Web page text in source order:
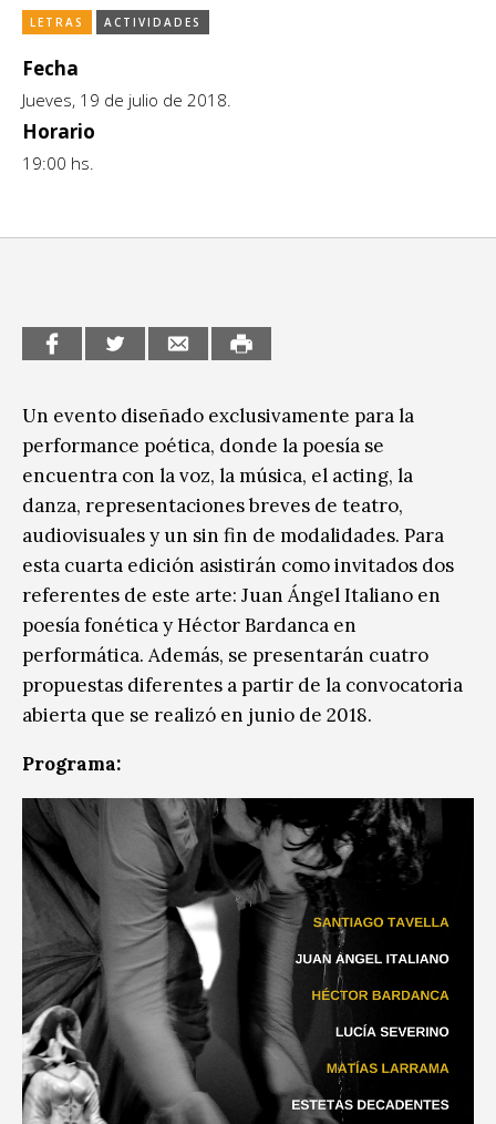
CCE en el interior/libros
Espacio itinerante de lectura infantil
Exposiciones
Formación
Género y Diversidad
Infantil y Juvenil
Letras
Música
LETRAS ACTIVIDADES
Fecha
Jueves, 19 de julio de 2018.
Horario
19:00 hs.
Un evento diseñado exclusivamente para la
performance poética, donde la poesía se
encuentra con la voz, la música, el acting, la
danza, representaciones breves de teatro,
audiovisuales y un sin fin de modalidades. Para
esta cuarta edición asistirán como invitados dos
referentes de este arte: Juan Ángel Italiano en
poesía fonética y Héctor Bardanca en
performática. Además, se presentarán cuatro
propuestas diferentes a partir de la convocatoria
abierta que se realizó en junio de 2018.
Programa: